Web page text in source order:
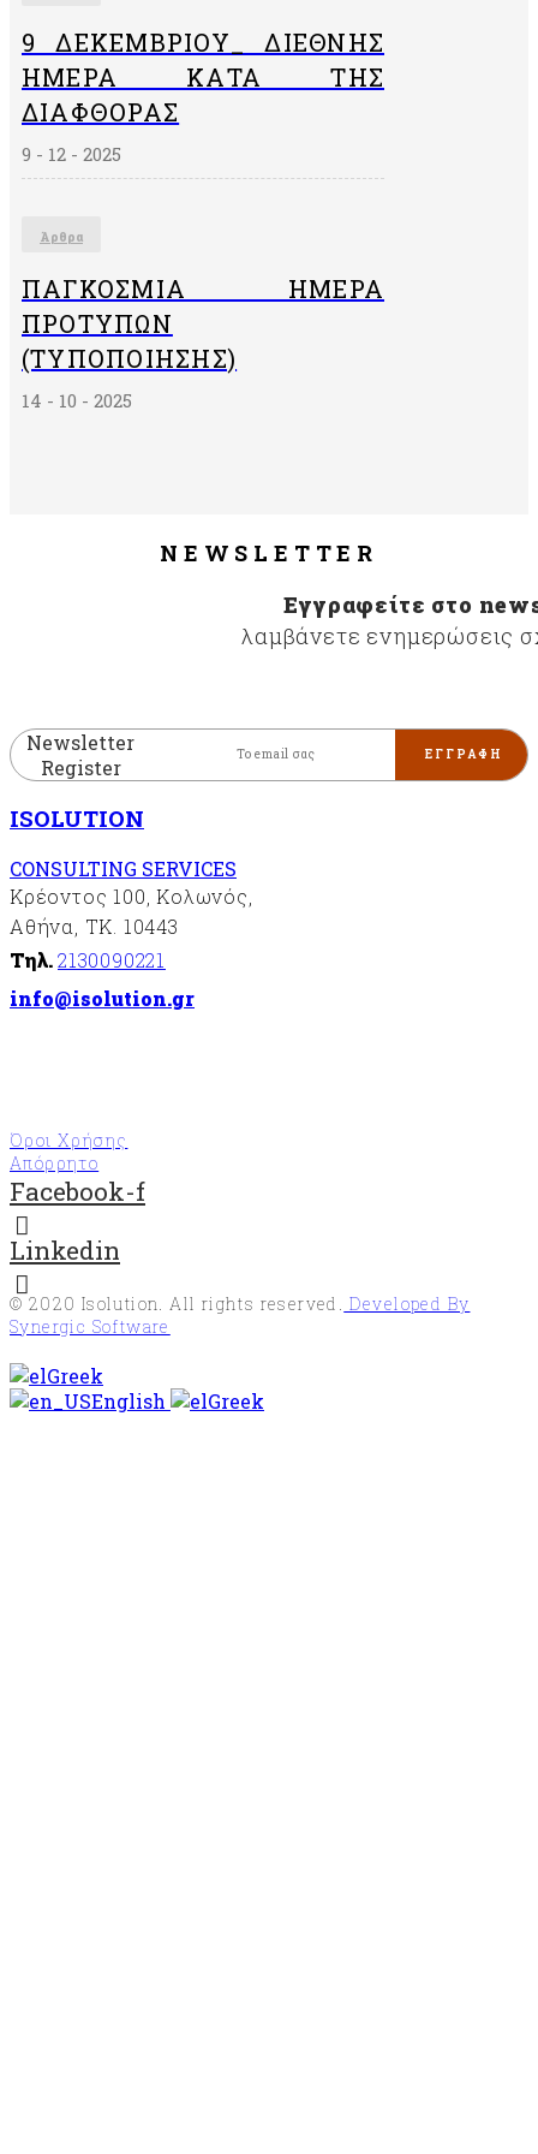
9 ΔΕΚΕΜΒΡΙΟΥ_ ΔΙΕΘΝΗΣ
ΗΜΕΡΑ ΚΑΤΑ ΤΗΣ
ΔΙΑΦΘΟΡΑΣ
9 - 12 - 2025
Άρθρα
ΠΑΓΚΌΣΜΙΑ ΗΜΈΡΑ
ΠΡΟΤΎΠΩΝ
(ΤΥΠΟΠΟΊΗΣΗΣ)
14 - 10 - 2025
NEWSLETTER
Εγγραφείτε στο
λαμβάνετε ενημερώσεις
Newsletter
Register
ISOLUTION
CONSULTING SERVICES
Κρέοντος 100, Κολωνός,
Αθήνα, ΤΚ. 10443
Τηλ.2130090221
info@isolution.gr
Όροι Χρήσης
Απόρρητο
Facebook-f
Linkedin
© 2020 Isolution. All rights reserved. Developed By
Synergic Software
Greek
English
Greek